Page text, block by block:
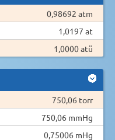
0,98692 atm
1,0197 at
1,0000 atü
750,06 torr
750,06 mmHg
0,75006 mHg